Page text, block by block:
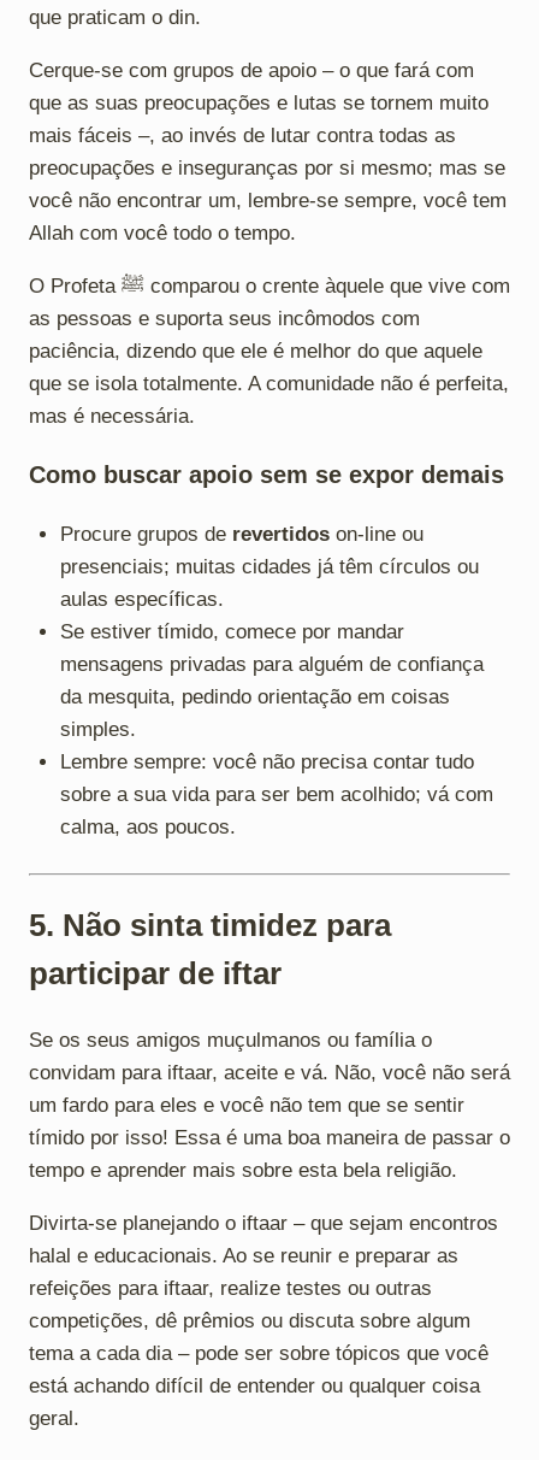
que praticam o din.
Cerque-se com grupos de apoio – o que fará com
que as suas preocupações e lutas se tornem muito
mais fáceis –, ao invés de lutar contra todas as
preocupações e inseguranças por si mesmo; mas se
você não encontrar um, lembre-se sempre, você tem
Allah com você todo o tempo.
O Profeta ﷺ comparou o crente àquele que vive com
as pessoas e suporta seus incômodos com
paciência, dizendo que ele é melhor do que aquele
que se isola totalmente. A comunidade não é perfeita,
mas é necessária.
Como buscar apoio sem se expor demais
Procure grupos de revertidoson-line ou
presenciais; muitas cidades já têm círculos ou
aulas específicas.
Se estiver tímido, comece por mandar
mensagens privadas para alguém de confiança
da mesquita, pedindo orientação em coisas
simples.
Lembre sempre: você não precisa contar tudo
sobre a sua vida para ser bem acolhido; vá com
calma, aos poucos.
5. Não sinta timidez para
participar de iftar
Se os seus amigos muçulmanos ou família o
convidam para iftaar, aceite e vá. Não, você não será
um fardo para eles e você não tem que se sentir
tímido por isso! Essa é uma boa maneira de passar o
tempo e aprender mais sobre esta bela religião.
Divirta-se planejando o iftaar – que sejam encontros
halal e educacionais. Ao se reunir e preparar as
refeições para iftaar, realize testes ou outras
competições, dê prêmios ou discuta sobre algum
tema a cada dia – pode ser sobre tópicos que você
está achando difícil de entender ou qualquer coisa
geral.